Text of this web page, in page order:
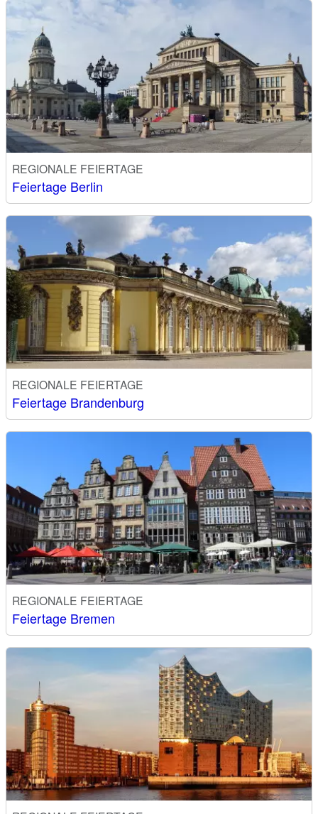
REGIONALE FEIERTAGE
Feiertage Berlin
REGIONALE FEIERTAGE
Feiertage Brandenburg
REGIONALE FEIERTAGE
Feiertage Bremen